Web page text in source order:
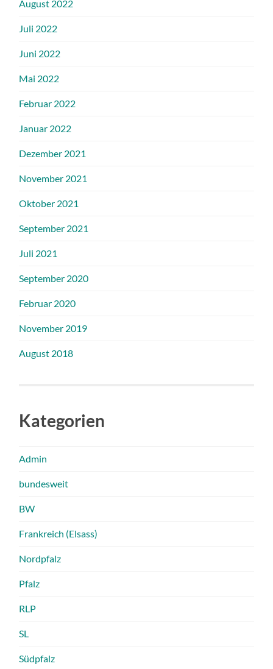
August 2022
Juli 2022
Juni 2022
Mai 2022
Februar 2022
Januar 2022
Dezember 2021
November 2021
Oktober 2021
September 2021
Juli 2021
September 2020
Februar 2020
November 2019
August 2018
Kategorien
Admin
bundesweit
BW
Frankreich (Elsass)
Nordpfalz
Pfalz
RLP
SL
Südpfalz